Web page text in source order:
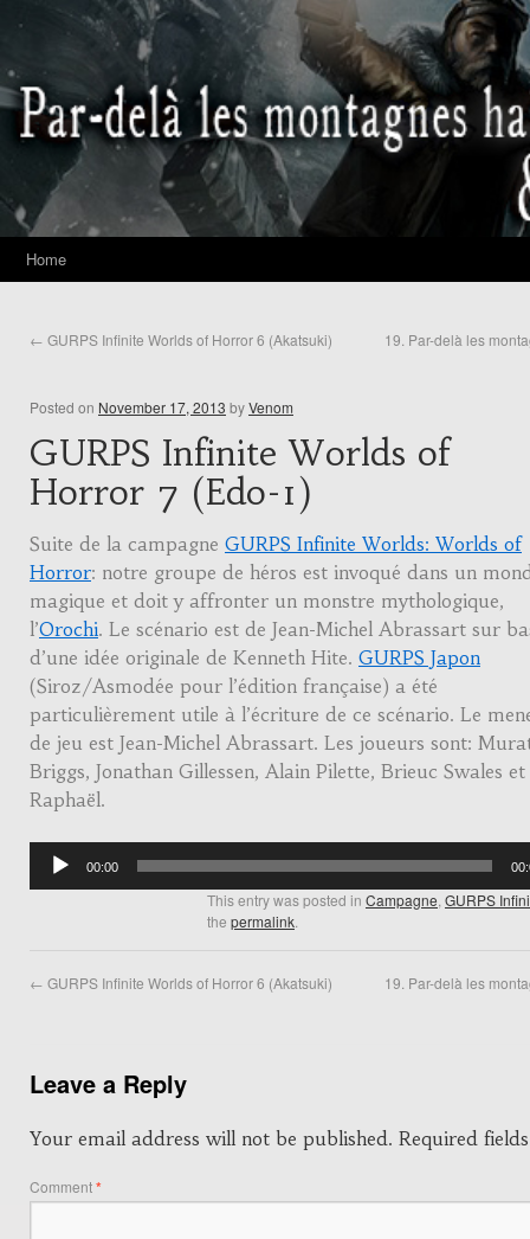
Home
← GURPS Infinite Worlds of Horror 6 (Akatsuki) 19. Par-delà les
Posted on November 17, 2013 byVenom
GURPS Infinite Worlds of
Horror 7 (Edo-1)
Suite de la campagne GURPS Infinite Worlds: Worlds of
Horror: notre groupe de héros est invoqué dans un
magique et doit y affronter un monstre mythologique,
l’Orochi. Le scénario est de Jean-Michel Abrassart sur
d’une idée originale de Kenneth Hite. GURPS Japon
(Siroz/Asmodée pour l’édition française) a été
particulièrement utile à l’écriture de ce scénario. Le
de jeu est Jean-Michel Abrassart. Les joueurs sont:
Briggs, Jonathan Gillessen, Alain Pilette, Brieuc Swales et
Raphaël.
Audio
Player
00:00
This entry was posted in Campagne GURPS
the permalink
← GURPS Infinite Worlds of Horror 6 (Akatsuki) 19. Par-delà les
Leave a Reply
Your email address will not be published. Required
Comment*